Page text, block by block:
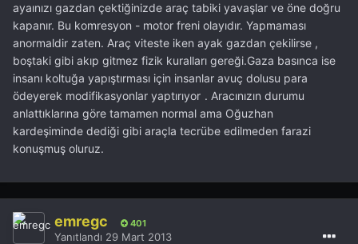
ayaınızı gazdan çektiğinizde araç tabiki yavaşlar ve öne doğru
kapanır. Bu komresyon - motor freni olayıdır. Yapmaması
anormaldir zaten. Araç viteste iken ayak gazdan çekilirse ,
boştaki gibi akıp gitmez fizik kuralları gereği.Gaza basınca ise
insanı koltuğa yapıştırması için insanlar avuç dolusu para
ödeyerek modifikasyonlar yaptırıyor . Aracınızın durumu
anlattıklarına göre tamamen normal ama Oğuzhan
kardeşiminde dediği gibi araçla tecrübe edilmeden farazi
konuşmuş oluruz.
emregc 401
Yanıtlandı 29 Mart 2013